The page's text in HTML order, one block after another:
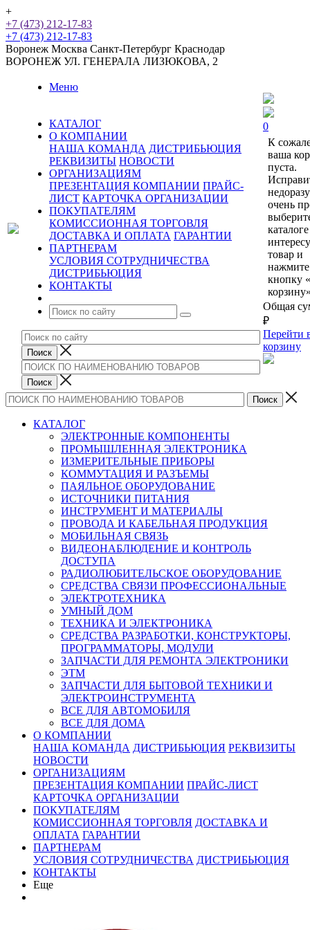
+
+7 (473) 212-17-83
+7 (473) 212-17-83
Воронеж Москва Санкт-Петербург Краснодар
ВОРОНЕЖ УЛ. ГЕНЕРАЛА ЛИЗЮКОВА, 2
Меню
КАТАЛОГ
О КОМПАНИИ
НАША КОМАНДА ДИСТРИБЬЮЦИЯ
РЕКВИЗИТЫ НОВОСТИ
ОРГАНИЗАЦИЯМ
ПРЕЗЕНТАЦИЯ КОМПАНИИ ПРАЙС-
ЛИСТ КАРТОЧКА ОРГАНИЗАЦИИ
ПОКУПАТЕЛЯМ
КОМИССИОННАЯ ТОРГОВЛЯ
ДОСТАВКА И ОПЛАТА ГАРАНТИИ
ПАРТНЕРАМ
УСЛОВИЯ СОТРУДНИЧЕСТВА
ДИСТРИБЬЮЦИЯ
КОНТАКТЫ
0
К
ваша
пуста.
очень
каталоге
товар и
нажмите
кнопку
Общая
₽
Перейти
корзину
КАТАЛОГ
ЭЛЕКТРОННЫЕ КОМПОНЕНТЫ
ПРОМЫШЛЕННАЯ ЭЛЕКТРОНИКА
ИЗМЕРИТЕЛЬНЫЕ ПРИБОРЫ
КОММУТАЦИЯ И РАЗЪЕМЫ
ПАЯЛЬНОЕ ОБОРУДОВАНИЕ
ИСТОЧНИКИ ПИТАНИЯ
ИНСТРУМЕНТ И МАТЕРИАЛЫ
ПРОВОДА И КАБЕЛЬНАЯ ПРОДУКЦИЯ
МОБИЛЬНАЯ СВЯЗЬ
ВИДЕОНАБЛЮДЕНИЕ И КОНТРОЛЬ
ДОСТУПА
РАДИОЛЮБИТЕЛЬСКОЕ ОБОРУДОВАНИЕ
СРЕДСТВА СВЯЗИ ПРОФЕССИОНАЛЬНЫЕ
ЭЛЕКТРОТЕХНИКА
УМНЫЙ ДОМ
ТЕХНИКА И ЭЛЕКТРОНИКА
СРЕДСТВА РАЗРАБОТКИ, КОНСТРУКТОРЫ,
ПРОГРАММАТОРЫ, МОДУЛИ
ЗАПЧАСТИ ДЛЯ РЕМОНТА ЭЛЕКТРОНИКИ
ЭТМ
ЗАПЧАСТИ ДЛЯ БЫТОВОЙ ТЕХНИКИ И
ЭЛЕКТРОИНСТРУМЕНТА
ВСЕ ДЛЯ АВТОМОБИЛЯ
ВСЕ ДЛЯ ДОМА
О КОМПАНИИ
НАША КОМАНДА ДИСТРИБЬЮЦИЯ РЕКВИЗИТЫ
НОВОСТИ
ОРГАНИЗАЦИЯМ
ПРЕЗЕНТАЦИЯ КОМПАНИИ ПРАЙС-ЛИСТ
КАРТОЧКА ОРГАНИЗАЦИИ
ПОКУПАТЕЛЯМ
КОМИССИОННАЯ ТОРГОВЛЯ ДОСТАВКА И
ОПЛАТА ГАРАНТИИ
ПАРТНЕРАМ
УСЛОВИЯ СОТРУДНИЧЕСТВА ДИСТРИБЬЮЦИЯ
КОНТАКТЫ
Еще